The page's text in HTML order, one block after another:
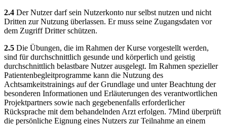
2.4 Der Nutzer darf sein Nutzerkonto nur selbst nutzen und nicht
Dritten zur Nutzung überlassen. Er muss seine Zugangsdaten vor
dem Zugriff Dritter schützen.
2.5 Die Übungen, die im Rahmen der Kurse vorgestellt werden,
sind für durchschnittlich gesunde und körperlich und geistig
durchschnittlich belastbare Nutzer ausgelegt. Im Rahmen spezieller
Patientenbegleitprogramme kann die Nutzung des
Achtsamkeitstrainings auf der Grundlage und unter Beachtung der
besonderen Informationen und Erläuterungen des verantwortlichen
Projektpartners sowie nach gegebenenfalls erforderlicher
Rücksprache mit dem behandelnden Arzt erfolgen. 7Mind überprüft
die persönliche Eignung eines Nutzers zur Teilnahme an einem